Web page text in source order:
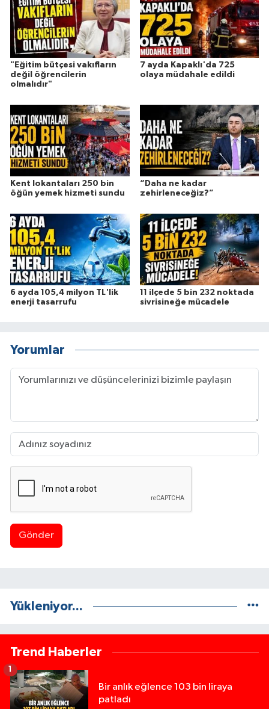
"Eğitim bütçesi vakıfların
değil öğrencilerin
olmalıdır"
7 ayda Kapaklı'da 725
olaya müdahale edildi
Kent lokantaları 250 bin
öğün yemek hizmeti sundu
“Daha ne kadar
zehirleneceğiz?”
6 ayda 105,4 milyon TL'lik
enerji tasarrufu
11 ilçede 5 bin 232 noktada
sivrisineğe mücadele
Yorumlar
Gönder
Yükleniyor...
Trend Haberler
Bir anlık eğlence 103 bin liraya
patladı
1